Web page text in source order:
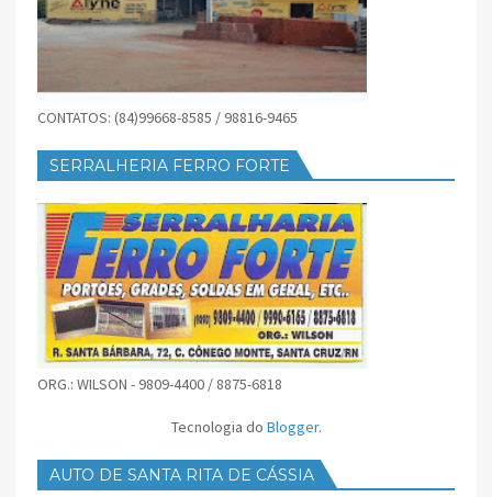
CONTATOS: (84)99668-8585 / 98816-9465
SERRALHERIA FERRO FORTE
ORG.: WILSON - 9809-4400 / 8875-6818
Tecnologia do Blogger.
AUTO DE SANTA RITA DE CÁSSIA